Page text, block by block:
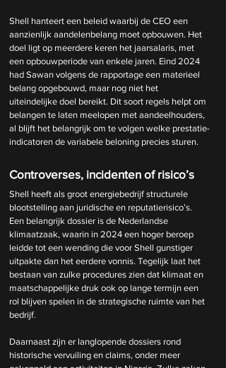
Shell hanteert een beleid waarbij de CEO een
aanzienlijk aandelenbelang moet opbouwen. Het
doel ligt op meerdere keren het jaarsalaris, met
een opbouwperiode van enkele jaren. Eind 2024
had Sawan volgens de rapportage een materieel
belang opgebouwd, maar nog niet het
uiteindelijke doel bereikt. Dit soort regels helpt om
belangen te laten meelopen met aandeelhouders,
al blijft het belangrijk om te volgen welke prestatie-
indicatoren de variabele beloning precies sturen.
Controverses, incidenten of risico’s
Shell heeft als groot energiebedrijf structurele
blootstelling aan juridische en reputatierisico’s.
Een belangrijk dossier is de Nederlandse
klimaatzaak, waarin in 2024 een hoger beroep
leidde tot een wending die voor Shell gunstiger
uitpakte dan het eerdere vonnis. Tegelijk laat het
bestaan van zulke procedures zien dat klimaat en
maatschappelijke druk ook op lange termijn een
rol blijven spelen in de strategische ruimte van het
bedrijf.
Daarnaast zijn er langlopende dossiers rond
historische vervuiling en claims, onder meer